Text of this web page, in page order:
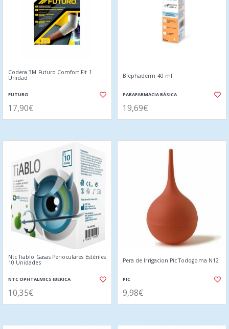
Codera 3M Futuro Comfort Fit 1
Unidad
FUTURO
17,90€
Blephaderm 40 ml
PARAFARMACIA BÁSICA
19,69€
Ntc Tiablo Gasas Perioculares Estériles
10 Unidades
NTC OPHTALMICS IBERICA
10,35€
Pera de Irrigacion Pic Todogoma N12
PIC
9,98€